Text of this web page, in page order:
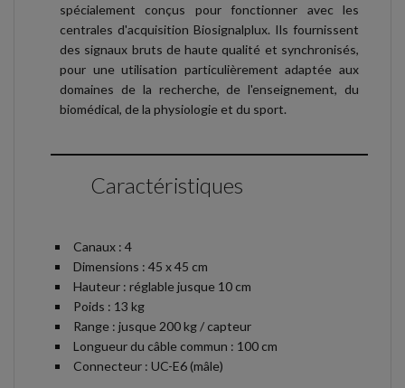
spécialement conçus pour fonctionner avec les
centrales d'acquisition Biosignalplux. Ils fournissent
des signaux bruts de haute qualité et synchronisés,
pour une utilisation particulièrement adaptée aux
domaines de la recherche, de l'enseignement, du
biomédical, de la physiologie et du sport.
Caractéristiques
Canaux : 4
Dimensions : 45 x 45 cm
Hauteur : réglable jusque 10 cm
Poids : 13 kg
Range : jusque 200 kg / capteur
Longueur du câble commun : 100 cm
Connecteur : UC-E6 (mâle)